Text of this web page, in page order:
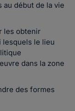
au début de la vie
les obtenir
lesquels le lieu
dans la zone
des formes